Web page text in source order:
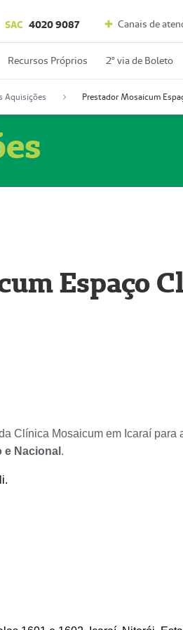
SAC 4020 9087 Canais de
Recursos Próprios 2º via de Boleto
Aquisições
Espaço
Clínica Mosaicum em Icaraí
Nacional .